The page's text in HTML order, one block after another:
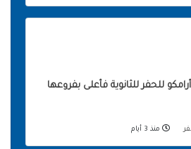
للحفر للثانوية فأعلى بفروعها
منذ 3 أيام